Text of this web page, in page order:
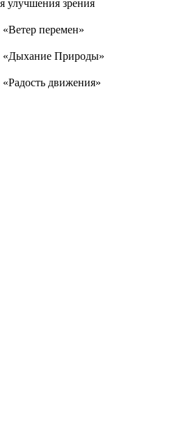
улучшения зрения
перемен»
«Дыхание Природы»
движения»